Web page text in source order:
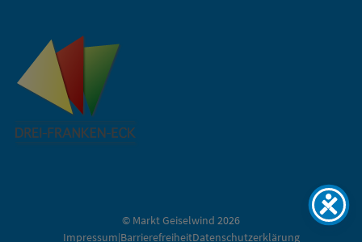
© Markt Geiselwind 2026
Impressum|BarrierefreiheitDatenschutzerklärung